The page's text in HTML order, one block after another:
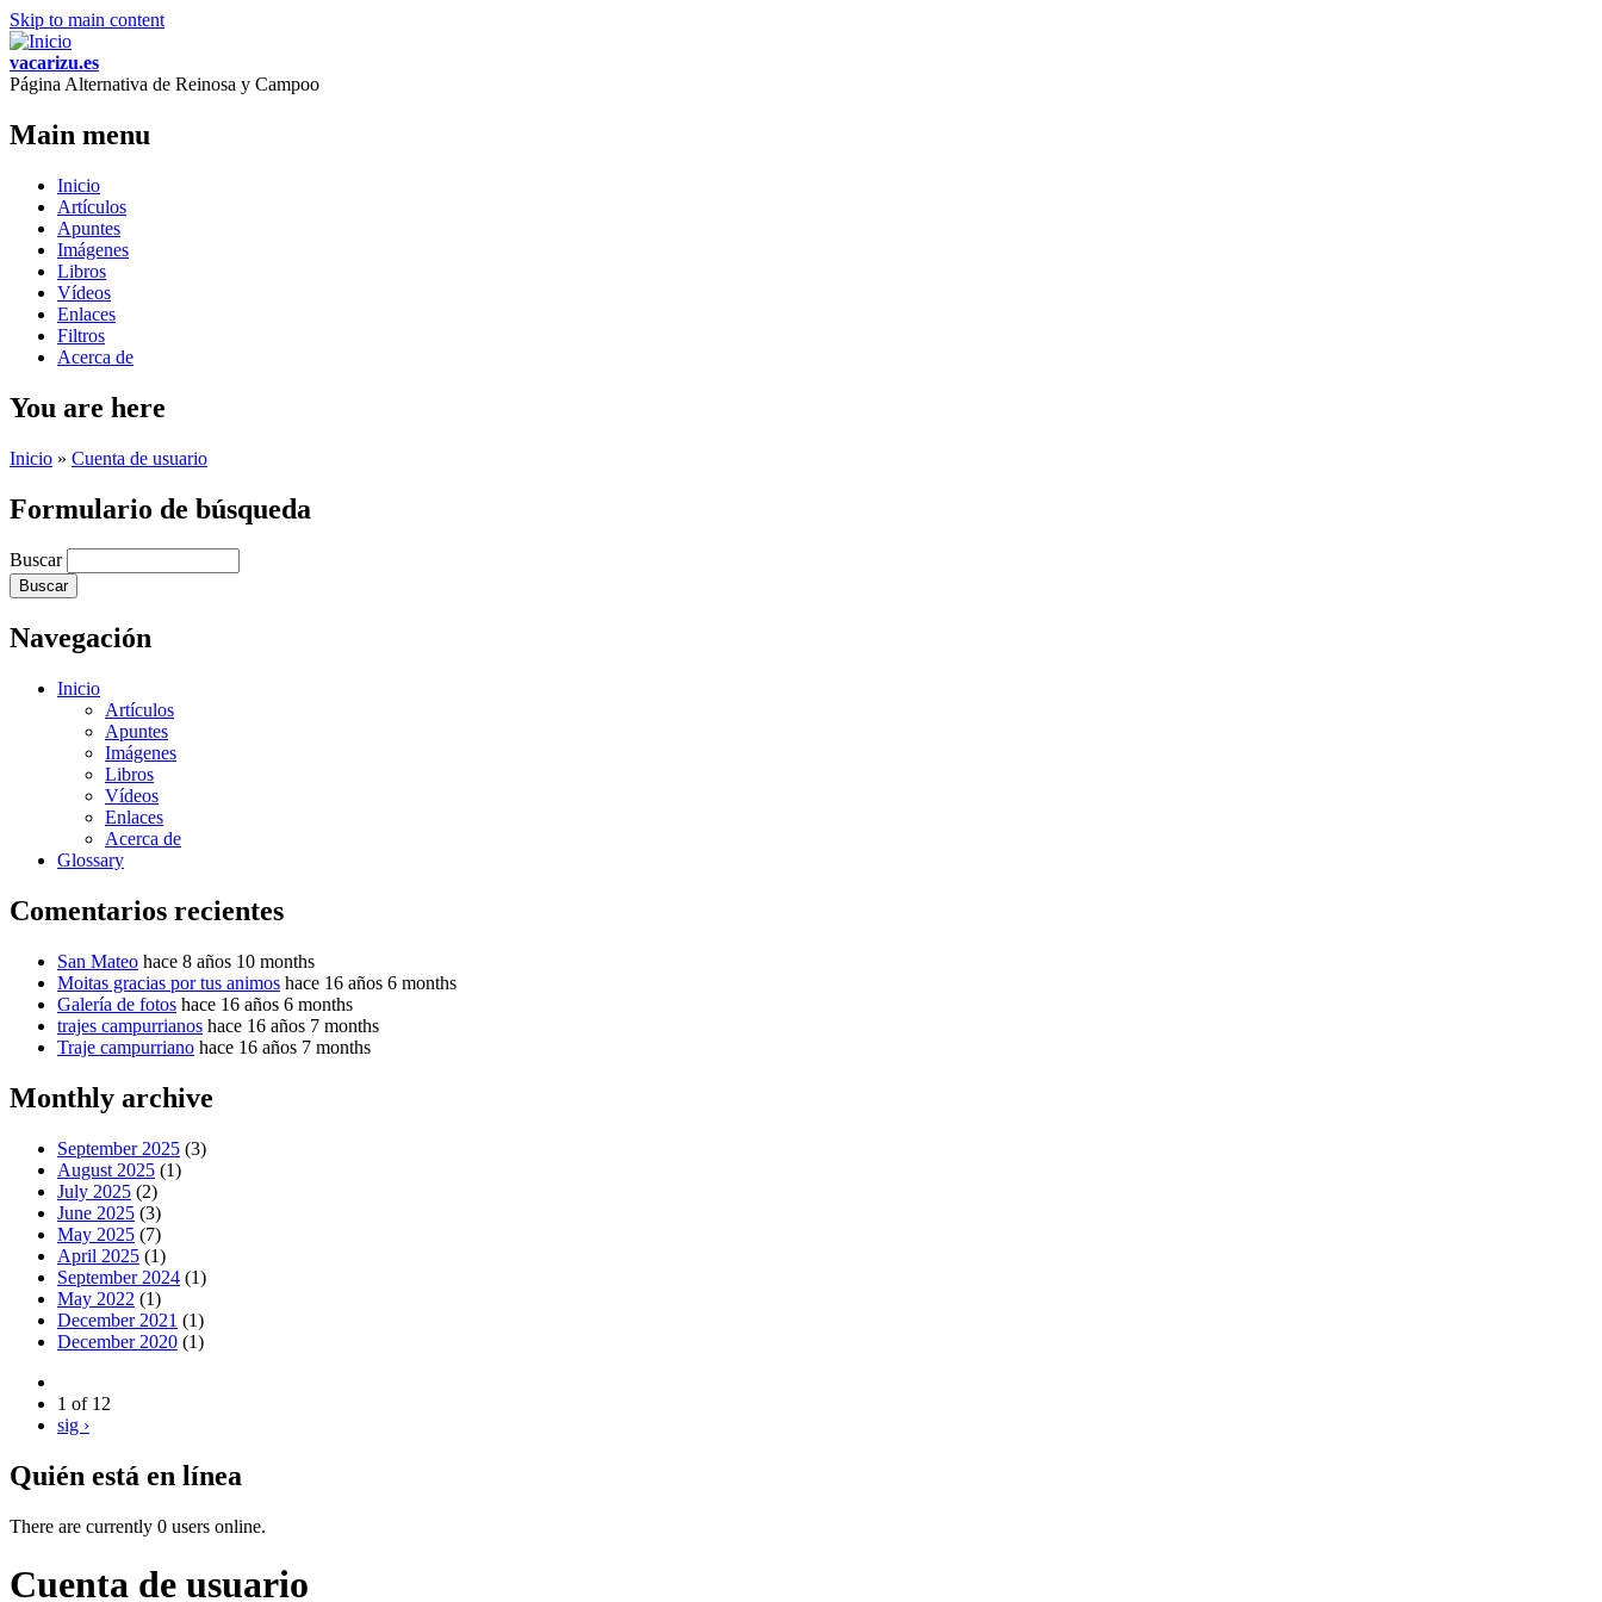
Skip to main content
vacarizu.es
Página Alternativa de Reinosa y Campoo
Main menu
Inicio
Artículos
Apuntes
Imágenes
Libros
Vídeos
Enlaces
Filtros
Acerca de
You are here
Inicio » Cuenta de usuario
Formulario de búsqueda
Buscar
Navegación
Inicio
Artículos
Apuntes
Imágenes
Libros
Vídeos
Enlaces
Acerca de
Glossary
Comentarios recientes
San Mateo hace 8 años 10 months
Moitas gracias por tus animos hace 16 años 6 months
Galería de fotos hace 16 años 6 months
trajes campurrianos hace 16 años 7 months
Traje campurriano hace 16 años 7 months
Monthly archive
September 2025 (3)
August 2025 (1)
July 2025 (2)
June 2025 (3)
May 2025 (7)
April 2025 (1)
September 2024 (1)
May 2022 (1)
December 2021 (1)
December 2020 (1)
1 of 12
sig ›
Quién está en línea
There are currently 0 users online.
Cuenta de usuario